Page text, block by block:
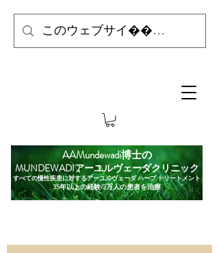
AAMundewadi博士の
MUNDEWADIアーユルヴェーダクリニック
すべての慢性疾患に対するアーユルヴェーダ ハーブ トリートメント
35年以上の経験/3万人の患者を治療